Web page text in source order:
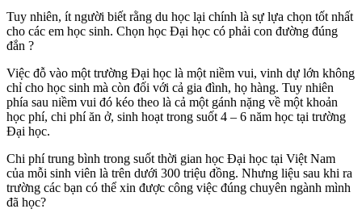
Tuy nhiên, ít người biết rằng du học lại chính là sự lựa chọn tốt nhất
cho các em học sinh. Chọn học Đại học có phải con đường đúng
đắn ?
Việc đỗ vào một trường Đại học là một niềm vui, vinh dự lớn không
chỉ cho học sinh mà còn đối với cả gia đình, họ hàng. Tuy nhiên
phía sau niềm vui đó kéo theo là cả một gánh nặng về một khoản
học phí, chi phí ăn ở, sinh hoạt trong suốt 4 – 6 năm học tại trường
Đại học.
Chi phí trung bình trong suốt thời gian học Đại học tại Việt Nam
của mỗi sinh viên là trên dưới 300 triệu đồng. Nhưng liệu sau khi ra
trường các bạn có thể xin được công việc đúng chuyên ngành mình
đã học?